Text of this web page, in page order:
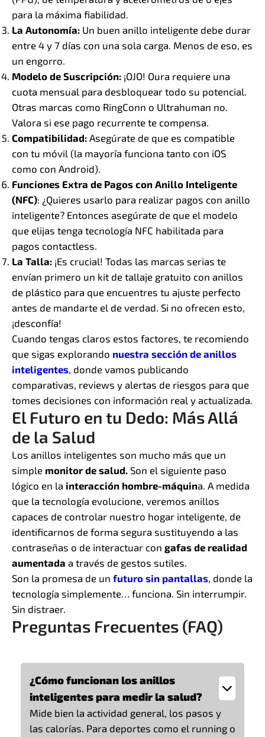
para la máxima fiabilidad.
La Autonomía: Un buen anillo inteligente debe durar
entre 4 y 7 días con una sola carga. Menos de eso, es
un engorro.
Modelo de Suscripción: ¡OJO! Oura requiere una
cuota mensual para desbloquear todo su potencial.
Otras marcas como RingConn o Ultrahuman no.
Valora si ese pago recurrente te compensa.
Compatibilidad: Asegúrate de que es compatible
con tu móvil (la mayoría funciona tanto con iOS
como con Android).
Funciones Extra de Pagos con Anillo Inteligente
(NFC): ¿Quieres usarlo para realizar pagos con anillo
inteligente? Entonces asegúrate de que el modelo
que elijas tenga tecnología NFC habilitada para
pagos contactless.
La Talla: ¡Es crucial! Todas las marcas serias te
envían primero un kit de tallaje gratuito con anillos
de plástico para que encuentres tu ajuste perfecto
antes de mandarte el de verdad. Si no ofrecen esto,
¡desconfía!
Cuando tengas claros estos factores, te recomiendo
que sigas explorando nuestra sección de anillos
inteligentes, donde vamos publicando
comparativas, reviews y alertas de riesgos para que
tomes decisiones con información real y actualizada.
El Futuro en tu Dedo: Más Allá
de la Salud
Los anillos inteligentes son mucho más que un
simple monitor de salud. Son el siguiente paso
lógico en la interacción hombre-máquina. A medida
que la tecnología evolucione, veremos anillos
capaces de controlar nuestro hogar inteligente, de
identificarnos de forma segura sustituyendo a las
contraseñas o de interactuar con gafas de realidad
aumentada a través de gestos sutiles.
Son la promesa de un futuro sin pantallas, donde la
tecnología simplemente… funciona. Sin interrumpir.
Sin distraer.
Preguntas Frecuentes (FAQ)
¿Cómo funcionan los anillos
inteligentes para medir la salud?
Mide bien la actividad general, los pasos y
las calorías. Para deportes como el running o